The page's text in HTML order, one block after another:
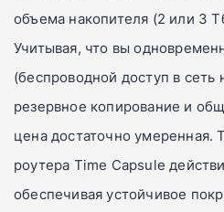
объема накопителя (2 или 3
Учитывая, что вы
(беспроводной доступ в сеть
резервное копирование и
цена достаточно умеренная.
роутера Time Capsule
обеспечивая устойчивое